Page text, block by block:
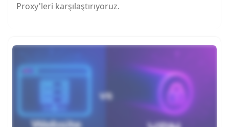
Proxy'leri karşılaştırıyoruz.